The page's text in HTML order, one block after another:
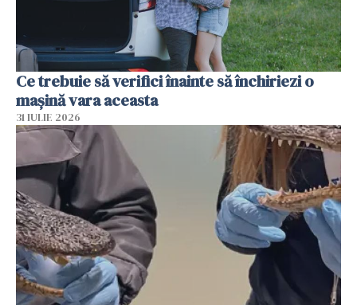
Ce trebuie să verifici înainte să închiriezi o
mașină vara aceasta
31 IULIE 2026